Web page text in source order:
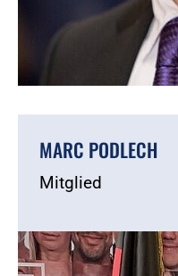
MARC PODLECH
Mitglied